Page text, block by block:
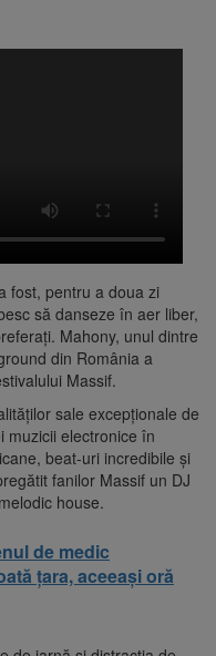
fost, pentru a doua zi
să danseze în aer liber,
Mahony, unul dintre
din România a
Massif.
sale excepționale de
muzicii electronice în
beat-uri incredibile și
fanilor Massif un DJ
house.
de medic
țara, aceeași oră